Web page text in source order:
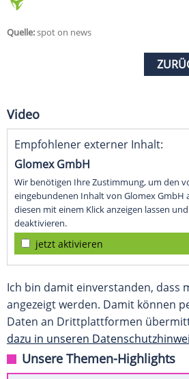
Quelle:spot on news
Video
Empfohlener externer Inhalt:
Glomex GmbH
Wir benötigen Ihre Zustimmung, um den
eingebundenen Inhalt von Glomex GmbH
diesen mit einem Klick anzeigen lassen
deaktivieren.
jetzt aktivieren
Ich bin damit einverstanden, dass
angezeigt werden. Damit können
Daten an Drittplattformen
dazu in unseren
Unsere Themen-Highlights